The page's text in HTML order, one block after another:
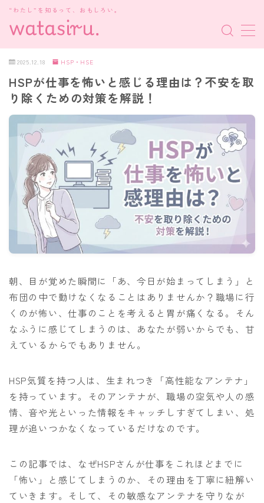
“わたし”を知るって、おもしろい。
MENU
MBTI診断
HSP・HSE
新着記事
2025.12.18 HSP・HSE
HSPが仕事を怖いと感じる理由は？不安を取
り除くための対策を解説！
朝、目が覚めた瞬間に「あ、今日が始まってしまう」と
布団の中で動けなくなることはありませんか？職場に行
くのが怖い、仕事のことを考えると胃が痛くなる。そん
なふうに感じてしまうのは、あなたが弱いからでも、甘
えているからでもありません。
HSP気質を持つ人は、生まれつき「高性能なアンテナ」
を持っています。そのアンテナが、職場の空気や人の感
情、音や光といった情報をキャッチしすぎてしまい、処
理が追いつかなくなっているだけなのです。
この記事では、なぜHSPさんが仕事をこれほどまでに
「怖い」と感じてしまうのか、その理由を丁寧に紐解い
ていきます。そして、その敏感なアンテナを守りなが